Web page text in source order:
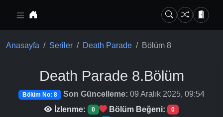
Anasayfa Seriler Death Parade Bölüm 8
Death Parade 8.Bölüm
Bölüm No: 8 Son Güncelleme: 09 Aralık 2025, 09:54
İzlenme:
0 Bölüm Beğeni: 0